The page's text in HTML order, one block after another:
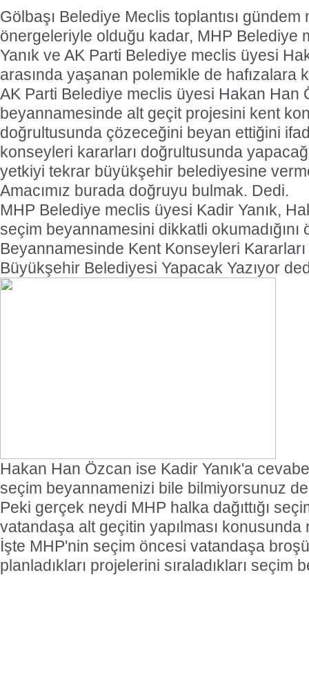
Gölbaşı Belediye Meclis toplantısı
önergeleriyle olduğu kadar, MHP Belediye
Yanık ve AK Parti Belediye meclis üyesi
arasında yaşanan polemikle de hafızalara
AK Parti Belediye meclis üyesi Hakan Han
beyannamesinde alt geçit projesini kent
doğrultusunda çözeceğini beyan ettiğini
konseyleri kararları doğrultusunda
yetkiyi tekrar büyükşehir belediyesine
Amacımız burada doğruyu bulmak. Dedi.
MHP Belediye meclis üyesi Kadir Yanık,
seçim beyannamesini dikkatli okumadığını
Beyannamesinde Kent Konseyleri
Büyükşehir Belediyesi Yapacak Yazıyor
Hakan Han Özcan ise Kadir Yanık'a
seçim beyannamenizi bile bilmiyorsunuz
Peki gerçek neydi MHP halka dağıttığı
vatandaşa alt geçitin yapılması
İşte MHP'nin seçim öncesi vatandaşa
planladıkları projelerini sıraladıkları seçim